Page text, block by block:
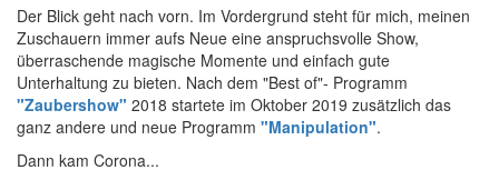
Der Blick geht nach vorn. Im Vordergrund steht für mich, meinen
Zuschauern immer aufs Neue eine anspruchsvolle Show,
überraschende magische Momente und einfach gute
Unterhaltung zu bieten. Nach dem "Best of"- Programm
"Zaubershow" 2018 startete im Oktober 2019 zusätzlich das
ganz andere und neue Programm "Manipulation".
Dann kam Corona...